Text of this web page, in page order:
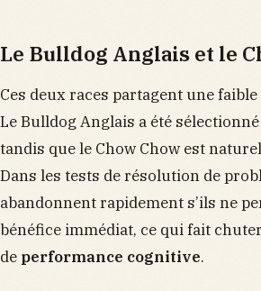
Le Bulldog Anglais et le
Ces deux races partagent une
Le Bulldog Anglais a été
tandis que le Chow Chow est
Dans les tests de résolution de
abandonnent rapidement s’ils ne
bénéfice immédiat, ce qui fait
de performance cognitive.